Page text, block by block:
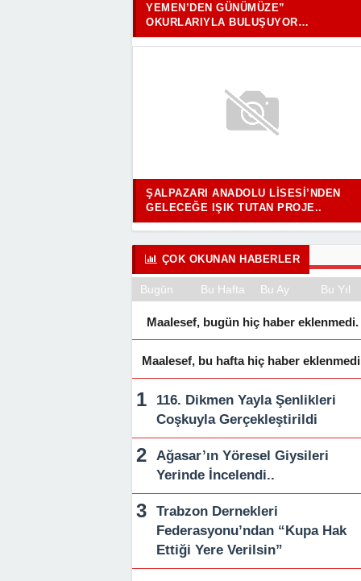
YEMEN’DEN GÜNÜMÜZE”
OKURLARIYLA BULUŞUYOR…
ŞALPAZARI ANADOLU LISESI’NDEN
GELECEĞE IŞIK TUTAN PROJE..
ÇOK OKUNAN HABERLER
Bugün Bu Hafta Bu Ay Bu Yıl
Maalesef, bugün hiç haber eklenmedi.
Maalesef, bu hafta hiç haber
116. Dikmen Yayla Şenlikleri
Coşkuyla Gerçekleştirildi
Ağasar’ın Yöresel Giysileri
Yerinde İncelendi..
Trabzon Dernekleri
Federasyonu’ndan “Kupa Hak
Ettiği Yere Verilsin”